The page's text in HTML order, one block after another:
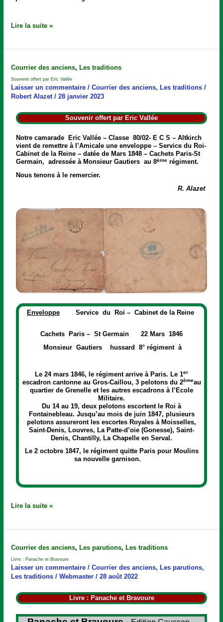
Lire la suite »
Courrier des anciens,Les traditions
Souvenir offert par Eric Vallée
Laisser un commentaire /Courrier des anciens,Les traditions /
Robert Alazet/28 janvier 2023
Souvenir offert par Eric Vallée
Notre camarade Eric Vallée – Classe 80/02- E C S – Altkirch
vient de remettre à l’Amicale une enveloppe –Service du Roi-
Cabinet de la Reine – datée de Mars 1848 – Cachets Paris-St
Germain, adressée à Monsieur Gautiers au 8ème régiment.
Nous tenons à le remercier.
R. Alazet
Enveloppe Service du Roi – Cabinet de la Reine
Cachets Paris – St Germain 22 Mars 1846
Monsieur Gautiers hussard 8° régiment à
Le 24 mars 1846, le régiment arrive à Paris. Le 1er
escadron cantonne au Gros-Caillou, 3 pelotons du 2èmeau
quartier de Grenelle et les autres escadrons à l’Ecole
Militaire.
Du 14 au 19, deux pelotons escortent le Roi à
Fontainebleau. Jusqu’au mois de juin 1847, plusieurs
pelotons assureront les escortes Royales à Moisselles,
Saint-Denis, Louvres, La Patte-d’oie (Gonesse), Saint-
Denis, Chantilly, La Chapelle en Serval.
Le 2 octobre 1847, le régiment quitte Paris pour Moulins
sa nouvelle garnison.
Souvenir
par
Eric
Vallée
Lire la suite »
Courrier des anciens,Les parutions,Les traditions
Livre : Panache et Bravoure
Laisser un commentaire /Courrier des anciens,Les parutions,
Les traditions /Webmaster/28 août 2022
Livre : Panache et Bravoure
Livre
Panache
et
Bravoure